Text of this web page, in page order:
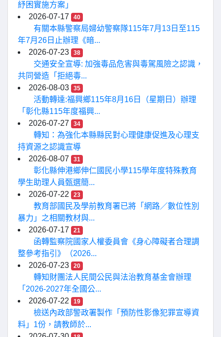
紓困實施方案」
2026-07-17
40
有關本縣警察局婦幼警察隊115年7月13日至115
年7月26日止辦理《暗...
2026-07-23
38
交通安全宣導: 加強毒品危害與毒駕風險之認識，
共同營造「拒絕毒...
2026-08-03
35
活動轉達:福興鄉115年8月16日（星期日）辦理
「彰化縣115年度福興...
2026-07-27
34
轉知：為強化本縣縣民對心理健康促進及心理支
持資源之認識宣導
2026-08-07
31
彰化縣伸港鄉伸仁國民小學115學年度特殊教育
學生助理人員甄選簡...
2026-07-22
23
教育部國民及學前教育署已將「網路／數位性別
暴力」之相關教材與...
2026-07-17
21
函轉監察院國家人權委員會《身心障礙者合理調
整參考指引》（2026...
2026-07-23
20
轉知財團法人民間公民與法治教育基金會辦理
「2026-2027年全國公...
2026-07-22
19
檢送內政部警政署製作「預防性影像犯罪宣導資
料」1份，請教師於...